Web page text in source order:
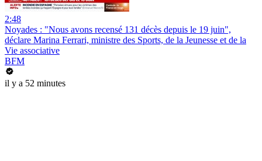
2:48
Noyades : "Nous avons recensé 131 décès depuis le 19 juin",
déclare Marina Ferrari, ministre des Sports, de la Jeunesse et de la
Vie associative
BFM
il y a 52 minutes